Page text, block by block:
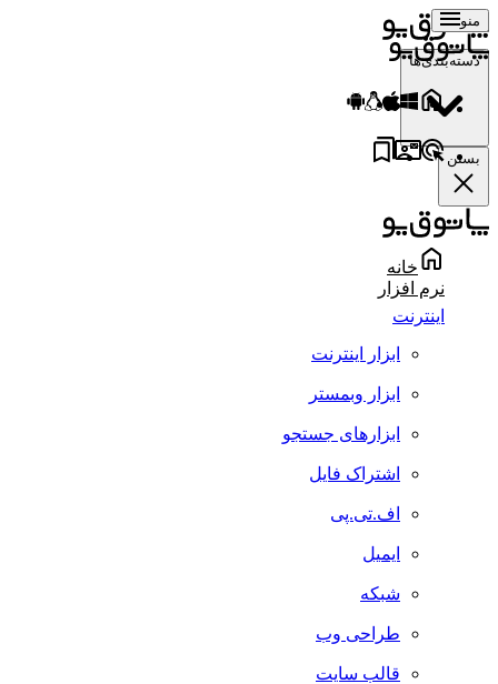
منو
دسته‌بندی‌ها
بستن
خانه
نرم افزار
اینترنت
ابزار اینترنت
ابزار وبمستر
ابزارهای جستجو
اشتراک فایل
اف.تی.پی
ایمیل
شبکه
طراحی وب
قالب سایت